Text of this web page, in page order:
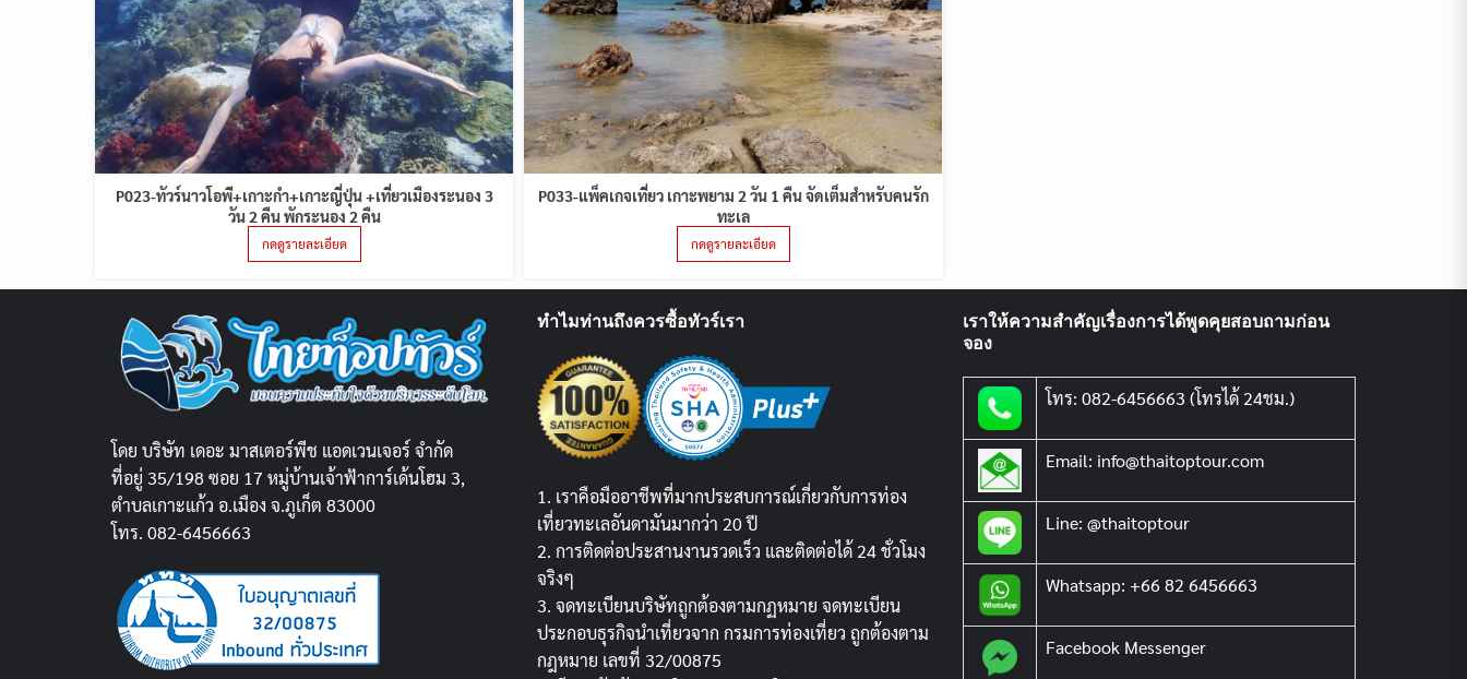
P023-ทัวร์นาวโอพี+เกาะกำ+เกาะญี่ปุ่น +เที่ยวเมืองระนอง 3
วัน 2 คืน พักระนอง 2 คืน
กดดูรายละเอียด
P033-แพ็คเกจเที่ยว เกาะพยาม 2 วัน 1 คืน จัดเต็มสำหรับคนรัก
ทะเล
กดดูรายละเอียด
โดย บริษัท เดอะ มาสเตอร์พีช แอดเวนเจอร์ จำกัด
ที่อยู่ 35/198 ซอย 17 หมู่บ้านเจ้าฟ้าการ์เด้นโฮม 3,
ตำบลเกาะแก้ว อ.เมือง จ.ภูเก็ต 83000
โทร. 082-6456663
ทำไมท่านถึงควรซื้อทัวร์เรา
1. เราคือมืออาชีพที่มากประสบการณ์เกี่ยวกับการท่อง
เที่ยวทะเลอันดามันมากว่า 20 ปี
2. การติดต่อประสานงานรวดเร็ว และติดต่อได้ 24 ชั่วโมง
จริงๆ
3. จดทะเบียนบริษัทถูกต้องตามกฏหมาย จดทะเบียน
ประกอบธุรกิจนำเที่ยวจาก กรมการท่องเที่ยว ถูกต้องตาม
กฎหมาย เลขที่ 32/00875
เราให้ความสำคัญเรื่องการได้พูดคุยสอบถามก่อน
จอง
โทร: 082-6456663 (โทรได้ 24ชม.)
Email: info@thaitoptour.com
Line: @thaitoptour
Whatsapp: +66 82 6456663
Facebook Messenger